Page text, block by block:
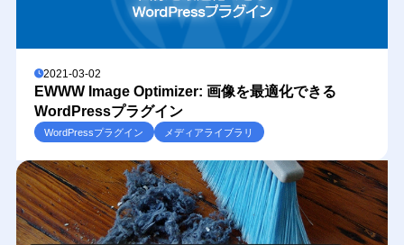
2021-03-02
EWWW Image Optimizer: 画像を最適化できる
WordPressプラグイン
WordPressプラグイン メディアライブラリ